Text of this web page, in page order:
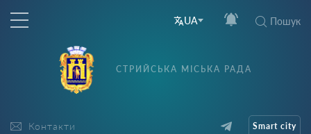
UA Пошук
Контакти
СТРИЙСЬКА МІСЬКА РАДА
Smart city